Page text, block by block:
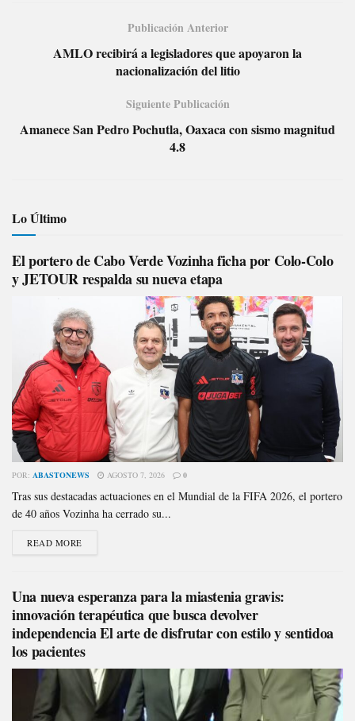
Publicación Anterior
AMLO recibirá a legisladores que apoyaron la
nacionalización del litio
Siguiente Publicación
Amanece San Pedro Pochutla, Oaxaca con sismo magnitud
4.8
Lo Último
El portero de Cabo Verde Vozinha ficha por Colo-Colo
y JETOUR respalda su nueva etapa
POR: ABASTONEWS AGOSTO 7, 2026 0
Tras sus destacadas actuaciones en el Mundial de la FIFA 2026, el portero
de 40 años Vozinha ha cerrado su...
READ MORE
Una nueva esperanza para la miastenia gravis:
innovación terapéutica que busca devolver
independencia El arte de disfrutar con estilo y sentidoa
los pacientes